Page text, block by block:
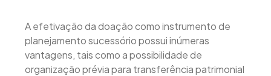
A efetivação da doação como instrumento de
planejamento sucessório possui inúmeras
vantagens, tais como a possibilidade de
organização prévia para transferência patrimonial